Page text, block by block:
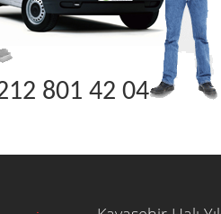
801 42 04